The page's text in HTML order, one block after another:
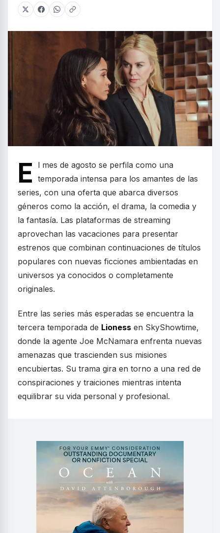
E
l mes de agosto se perfila como una
temporada intensa para los amantes de las
series, con una oferta que abarca diversos
géneros como la acción, el drama, la comedia y
la fantasía. Las plataformas de streaming
aprovechan las vacaciones para presentar
estrenos que combinan continuaciones de títulos
populares con nuevas ficciones ambientadas en
universos ya conocidos o completamente
originales.
Entre las series más esperadas se encuentra la
tercera temporada de Lioness en SkyShowtime,
donde la agente Joe McNamara enfrenta nuevas
amenazas que trascienden sus misiones
encubiertas. Su trama gira en torno a una red de
conspiraciones y traiciones mientras intenta
equilibrar su vida personal y profesional.